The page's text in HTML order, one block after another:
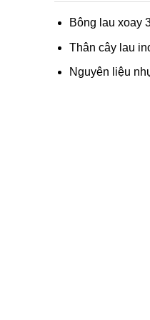
Bông lau xoay
Thân cây lau
Nguyên liệu